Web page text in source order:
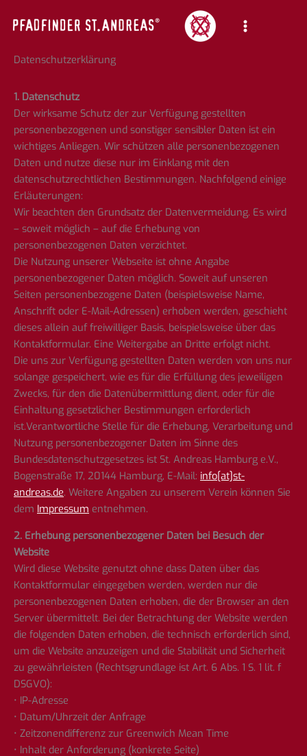
Inhalt
Datenschutzerklärung
1. Datenschutz
Der wirksame Schutz der zur Verfügung gestellten
personenbezogenen und sonstiger sensibler Daten ist ein
wichtiges Anliegen. Wir schützen alle personenbezogenen
Daten und nutze diese nur im Einklang mit den
datenschutzrechtlichen Bestimmungen. Nachfolgend einige
Erläuterungen:
Wir beachten den Grundsatz der Datenvermeidung. Es wird
– soweit möglich – auf die Erhebung von
personenbezogenen Daten verzichtet.
Die Nutzung unserer Webseite ist ohne Angabe
personenbezogener Daten möglich. Soweit auf unseren
Seiten personenbezogene Daten (beispielsweise Name,
Anschrift oder E-Mail-Adressen) erhoben werden, geschieht
dieses allein auf freiwilliger Basis, beispielsweise über das
Kontaktformular. Eine Weitergabe an Dritte erfolgt nicht.
Die uns zur Verfügung gestellten Daten werden von uns nur
solange gespeichert, wie es für die Erfüllung des jeweiligen
Zwecks, für den die Datenübermittlung dient, oder für die
Einhaltung gesetzlicher Bestimmungen erforderlich
ist.Verantwortliche Stelle für die Erhebung, Verarbeitung und
Nutzung personenbezogener Daten im Sinne des
Bundesdatenschutzgesetzes ist St. Andreas Hamburg e.V.,
Bogenstraße 17, 20144 Hamburg, E-Mail: info[at]st-
andreas.de. Weitere Angaben zu unserem Verein können Sie
dem Impressum entnehmen.
2. Erhebung personenbezogener Daten bei Besuch der
Website
Wird diese Website genutzt ohne dass Daten über das
Kontaktformular eingegeben werden, werden nur die
personenbezogenen Daten erhoben, die der Browser an den
Server übermittelt. Bei der Betrachtung der Website werden
die folgenden Daten erhoben, die technisch erforderlich sind,
um die Website anzuzeigen und die Stabilität und Sicherheit
zu gewährleisten (Rechtsgrundlage ist Art. 6 Abs. 1 S. 1 lit. f
DSGVO):
• IP-Adresse
• Datum/Uhrzeit der Anfrage
• Zeitzonendifferenz zur Greenwich Mean Time
• Inhalt der Anforderung (konkrete Seite)